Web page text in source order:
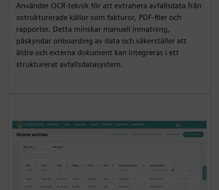
Använder OCR-teknik för att extrahera avfallsdata från
ostrukturerade källor som fakturor, PDF-filer och
rapporter. Detta minskar manuell inmatning,
påskyndar onboarding av data och säkerställer att
äldre och externa dokument kan integreras i ett
strukturerat avfallsdatasystem.